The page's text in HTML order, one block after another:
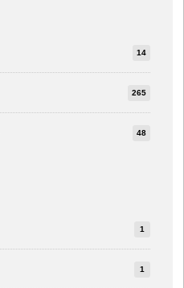
14
265
48
1
1